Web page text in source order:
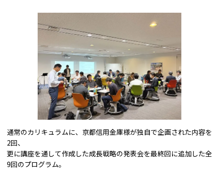
通常のカリキュラムに、京都信用金庫様が独自で企画された内容を
2回、
更に講座を通して作成した成長戦略の発表会を最終回に追加した全
9回のプログラム。